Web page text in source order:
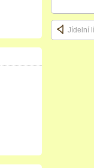
Jídelní